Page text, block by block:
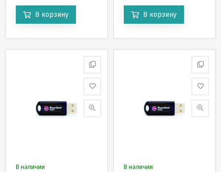
В корзину В корзину
В наличии В наличии